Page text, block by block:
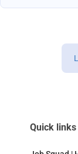
Quick links